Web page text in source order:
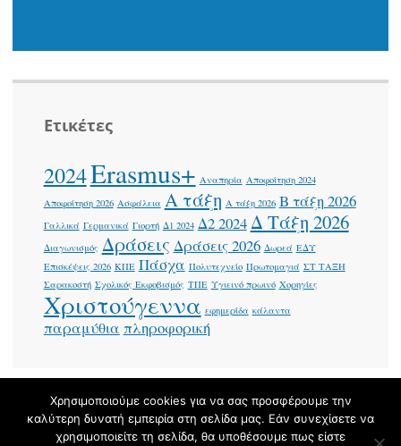
Ετικέτες
2024Erasmus+ Αναπηρία Αποφοίτηση 2024
Αποφοίτηση 2026 Ασφάλεια Α τάξη Α τάξη 2026 Β τάξη 2026
Γαλλικά Γερμανικά Γιορτή Δ1 2024 Δ2 2024Δ Τάξη 2026
Διαγωνισμός Δράσεις Δράσεις 2026 Δωρεά ΕΔΥ
Επισκέψεις 2026 ΚΠΕ Πάσχα Πολυτεχνείο Πρωτομαγιά ΣΤ ΤΑΞΗ
Σαρακοστή Σχολικός Εκφοβισμός ΤΠΕ Υγιεινό πρωινό Χορηγίες
Χριστούγεννα εφημερίδα κάλαντα
παραμύθια πληροφορική
Φιλοξενείται στο https://blogs.sch.gr |Theme: Apostrophe by
Χρησιμοποιούμε cookies για να σας προσφέρουμε την
καλύτερη δυνατή εμπειρία στη σελίδα μας. Εάν συνεχίσετε να
χρησιμοποιείτε τη σελίδα, θα υποθέσουμε πως είστε